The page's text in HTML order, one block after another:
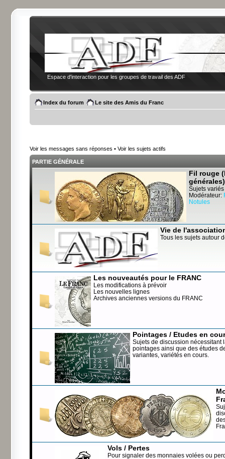
Espace d'interaction pour les groupes de travail des ADF
Index du forum Le site des Amis du Franc
Voir les messages sans réponses • Voir les sujets actifs
PARTIE GÉNÉRALE
Fil rouge
générales)
Sujets variés
Modérateur:
Notules
Vie de
Tous les sujets autour
Les nouveautés pour le FRANC
Les modifications à prévoir
Les nouvelles lignes
Archives anciennes versions du FRANC
Pointages / Etudes en
Sujets de discussion nécessitant
pointages ainsi que des études
variantes, variétés en cours.
Vols / Pertes
Pour signaler des monnaies volées ou